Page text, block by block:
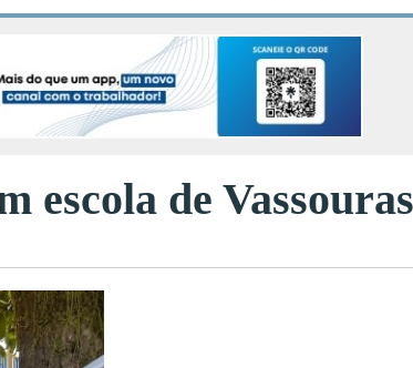
escola de Vassouras